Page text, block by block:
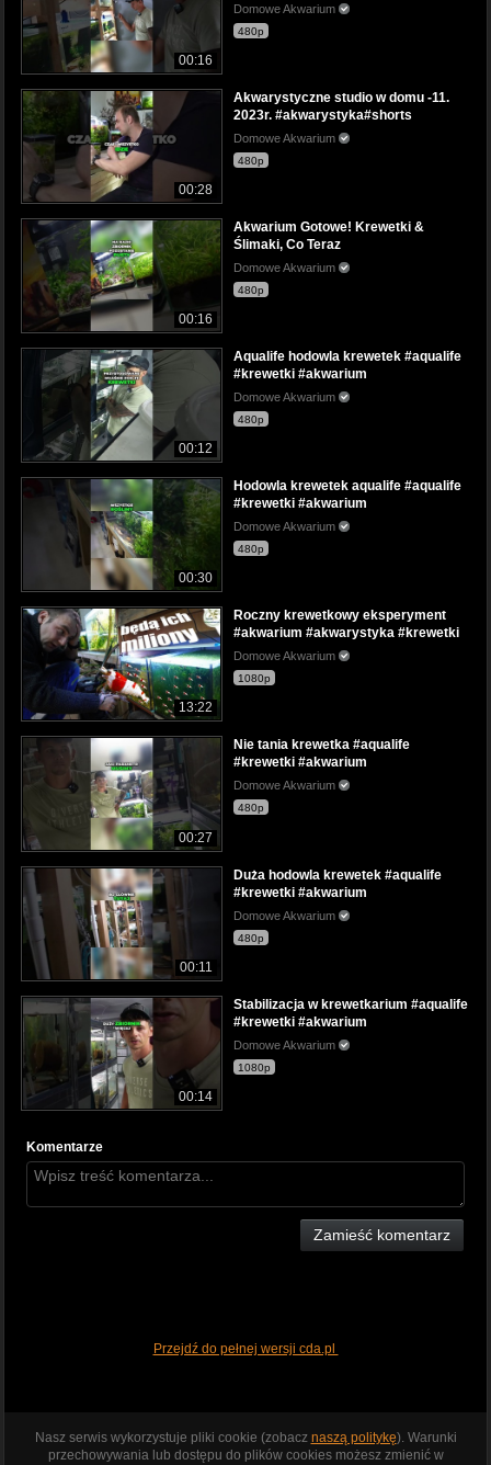
00:16
Domowe Akwarium
480p
00:28
Akwarystyczne studio w domu -11.
2023r. #akwarystyka#shorts
Domowe Akwarium
480p
00:16
Akwarium Gotowe! Krewetki &
Ślimaki, Co Teraz
Domowe Akwarium
480p
00:12
Aqualife hodowla krewetek #aqualife
#krewetki #akwarium
Domowe Akwarium
480p
00:30
Hodowla krewetek aqualife #aqualife
#krewetki #akwarium
Domowe Akwarium
480p
13:22
Roczny krewetkowy eksperyment
#akwarium #akwarystyka #krewetki
Domowe Akwarium
1080p
00:27
Nie tania krewetka #aqualife
#krewetki #akwarium
Domowe Akwarium
480p
00:11
Duża hodowla krewetek #aqualife
#krewetki #akwarium
Domowe Akwarium
480p
00:14
Stabilizacja w krewetkarium #aqualife
#krewetki #akwarium
Domowe Akwarium
1080p
Komentarze
Zamieść komentarz
Przejdź do pełnej wersji cda.pl
Nasz serwis wykorzystuje pliki cookie (zobacz naszą politykę). Warunki
przechowywania lub dostępu do plików cookies możesz zmienić w